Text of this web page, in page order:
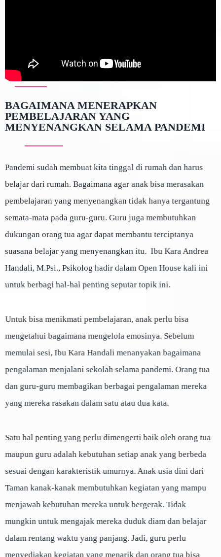
BAGAIMANA MENERAPKAN
PEMBELAJARAN YANG
MENYENANGKAN SELAMA PANDEMI
Pandemi sudah membuat kita tinggal di rumah dan harus
belajar dari rumah. Bagaimana agar anak bisa merasakan
pembelajaran yang menyenangkan tidak hanya tergantung
semata-mata pada guru-guru. Guru juga membutuhkan
dukungan orang tua agar dapat membantu terciptanya
suasana belajar yang menyenangkan itu. Ibu Kara Andrea
Handali, M.Psi., Psikolog hadir dalam Open House kali ini
untuk berbagi hal-hal penting seputar topik ini.
Untuk bisa menikmati pembelajaran, anak perlu bisa
mengetahui bagaimana mengelola emosinya. Sebelum
memulai sesi, Ibu Kara Handali menanyakan bagaimana
pengalaman menjalani sekolah selama pandemi. Orang tua
dan guru-guru membagikan berbagai pengalaman mereka
yang mereka rasakan dalam satu atau dua kata.
Satu hal penting yang perlu dimengerti baik oleh orang tua
maupun guru adalah kebutuhan setiap anak yang berbeda
sesuai dengan karakteristik umurnya. Anak usia dini dari
Taman kanak-kanak membutuhkan kegiatan yang mampu
menjawab kebutuhan mereka untuk bergerak. Tidak
mungkin untuk mengajak mereka duduk diam dan belajar
dalam rentang waktu yang panjang. Jadi, guru perlu
menyediakan kegiatan yang menarik dan orang tua bisa